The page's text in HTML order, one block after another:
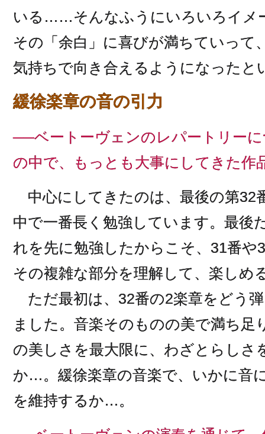
いる……そんなふうにいろいろイメ
その「余白」に喜びが満ちていって
気持ちで向き合えるようになったと
緩徐楽章の音の引力
──ベートーヴェンのレパートリー
の中で、もっとも大事にしてきた作
中心にしてきたのは、最後の第32
中で一番長く勉強しています。最後
れを先に勉強したからこそ、31番
その複雑な部分を理解して、楽しめ
ただ最初は、32番の2楽章をどう
ました。音楽そのものの美で満ち
の美しさを最大限に、わざとらしさ
か…。緩徐楽章の音楽で、いかに音
を維持するか…。